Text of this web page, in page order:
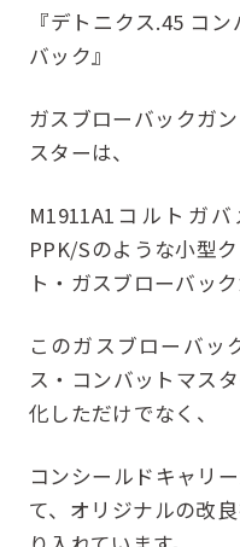
『デトニクス.45 コ
バック』
ガスブローバックガ
スターは、
M1911A1コルトガ
PPK/Sのような小型
ト・ガスブローバック
このガスブローバッ
ス・コンバットマス
化しただけでなく、
コンシールドキャリ
て、オリジナルの改